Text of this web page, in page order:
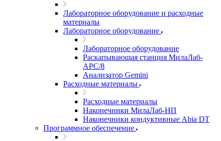
Лабораторное оборудование и расходные
материалы
Лабораторное оборудование
Лабораторное оборудование
Раскапывающая станция МилаЛаб-
АРС/8
Анализатор Gemini
Расходные материалы
Расходные материалы
Наконечники МилаЛаб-НП
Наконечники кондуктивные Abia DT
Программное обеспечение